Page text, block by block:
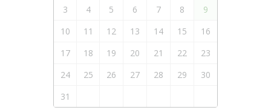
3 4 5 6 7 8
9
10
11 12 13 14 15
16
17
18 19 20 21 22
23
24
25 26 27 28 29
30
31